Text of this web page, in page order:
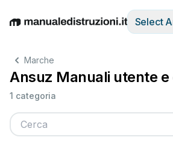
EnglishDeutschEspañolItaliano
Select
Marche
Ansuz Manuali utente e
1 categoria